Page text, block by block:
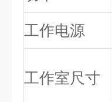
工作电源
工作室尺寸